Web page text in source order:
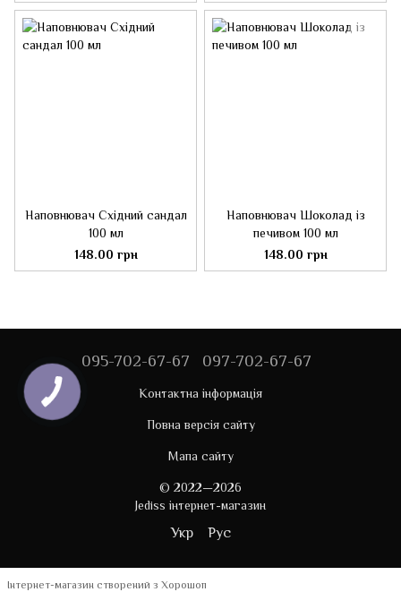
Наповнювач Східний сандал
100 мл
148.00 грн
Наповнювач Шоколад із
печивом 100 мл
148.00 грн
095-702-67-67 097-702-67-67
Контактна інформація
Повна версія сайту
Мапа сайту
© 2022—2026
Jediss інтернет-магазин
Укр Рус
Інтернет-магазин створений з Хорошоп